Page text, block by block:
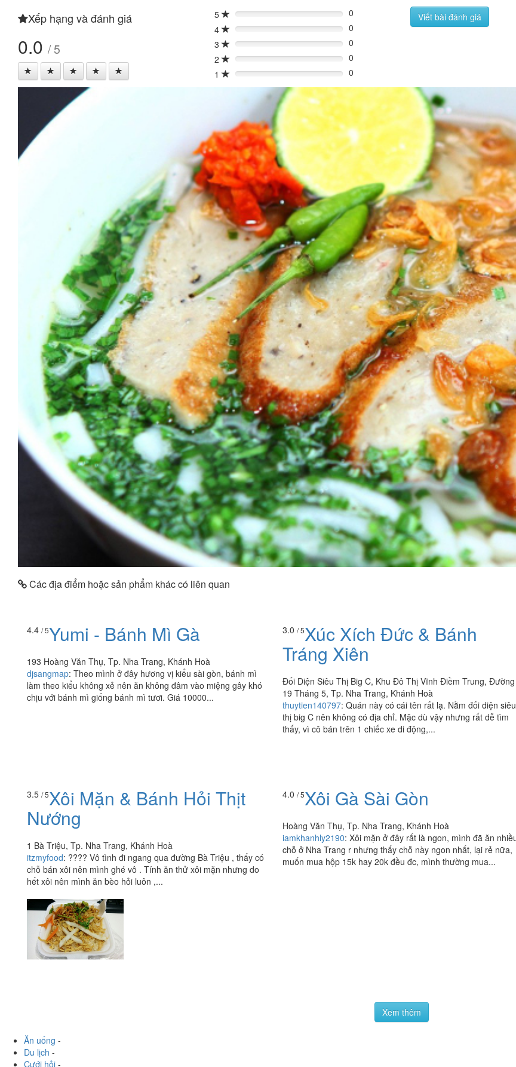
Xếp hạng và đánh giá
0.0 / 5
5 0%
0
4
0%
0
3
0%
0
2
0%
0
1
0% 0
Viết bài đánh giá
Các địa điểm hoặc sản phẩm khác có liên quan
4.4 / 5Yumi - Bánh Mì Gà
193 Hoàng Văn Thụ, Tp. Nha Trang, Khánh Hoà
djsangmap: Theo mình ở đây hương vị kiểu sài gòn, bánh mì
làm theo kiểu không xẻ nên ăn không đâm vào miệng gây khó
chịu với bánh mì giống bánh mì tươi. Giá 10000...
3.0 / 5Xúc Xích Đức & Bánh
Tráng Xiên
Đối Diện Siêu Thị Big C, Khu Đô Thị Vĩnh Điềm Trung, Đường
19 Tháng 5, Tp. Nha Trang, Khánh Hoà
thuytien140797: Quán này có cái tên rất lạ. Nằm đối diện siêu
thị big C nên không có địa chỉ. Mặc dù vậy nhưng rất dễ tìm
thấy, vì cô bán trên 1 chiếc xe di động,...
3.5/ 5Xôi Mặn & Bánh Hỏi Thịt
Nướng
1 Bà Triệu, Tp. Nha Trang, Khánh Hoà
itzmyfood:???? Vô tình đi ngang qua đường Bà Triệu , thấy có
chỗ bán xôi nên mình ghé vô . Tính ăn thử xôi mặn nhưng do
hết xôi nên mình ăn bèo hỏi luôn ,...
4.0 / 5 Xôi Gà Sài Gòn
Ăn uống